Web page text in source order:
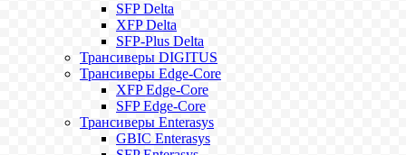
SFP Delta
XFP Delta
SFP-Plus Delta
Трансиверы DIGITUS
Трансиверы Edge-Core
XFP Edge-Core
SFP Edge-Core
Трансиверы Enterasys
GBIC Enterasys